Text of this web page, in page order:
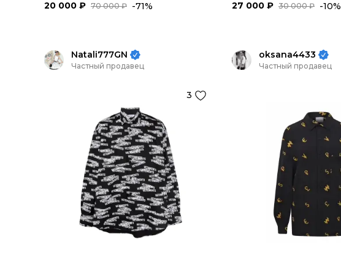
70 000 ₽
20 000 ₽ -71%
30 000 ₽
27 000 ₽ -10%
Natali777GN
Частный продавец
3
oksana4433
Частный продавец